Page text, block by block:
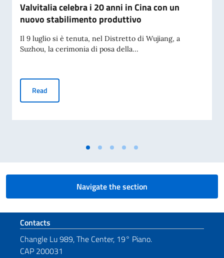
Valvitalia celebra i 20 anni in Cina con un
nuovo stabilimento produttivo
Il 9 luglio si è tenuta, nel Distretto di Wujiang, a
Suzhou, la cerimonia di posa della...
Read
Navigate the section
Footer section
Contacts
Changle Lu 989, The Center, 19° Piano.
CAP 200031